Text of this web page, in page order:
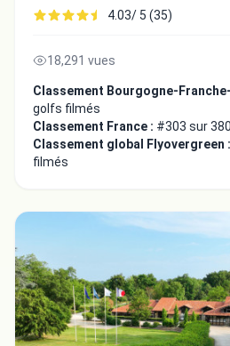
4.03/ 5 (35)
18,291 vues
Classement Bourgogne-
golfs filmés
Classement France : #303 sur
Classement global Flyovergreen :
filmés